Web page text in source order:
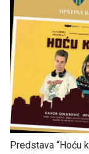
Predstava “Hoću